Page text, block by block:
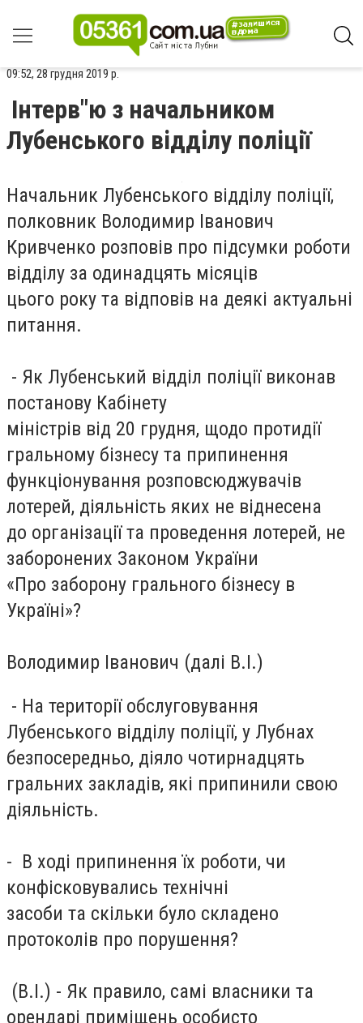
09:52, 28 грудня 2019 р.
Інтерв"ю з начальником
Лубенського відділу поліції
Начальник Лубенського відділу поліції,
полковник Володимир Іванович
Кривченко розповів про підсумки роботи
відділу за одинадцять місяців
цього року та відповів на деякі актуальні
питання.
- Як Лубенський відділ поліції виконав
постанову Кабінету
міністрів від 20 грудня, щодо протидії
гральному бізнесу та припинення
функціонування розповсюджувачів
лотерей, діяльність яких не віднесена
до організації та проведення лотерей, не
заборонених Законом України
«Про заборону грального бізнесу в
Україні»?
Володимир Іванович (далі В.І.)
- На території обслуговування
Лубенського відділу поліції, у Лубнах
безпосередньо, діяло чотирнадцять
гральних закладів, які припинили свою
діяльність.
- В ході припинення їх роботи, чи
конфісковувались технічні
засоби та скільки було складено
протоколів про порушення?
(В.І.) - Як правило, самі власники та
орендарі приміщень особисто